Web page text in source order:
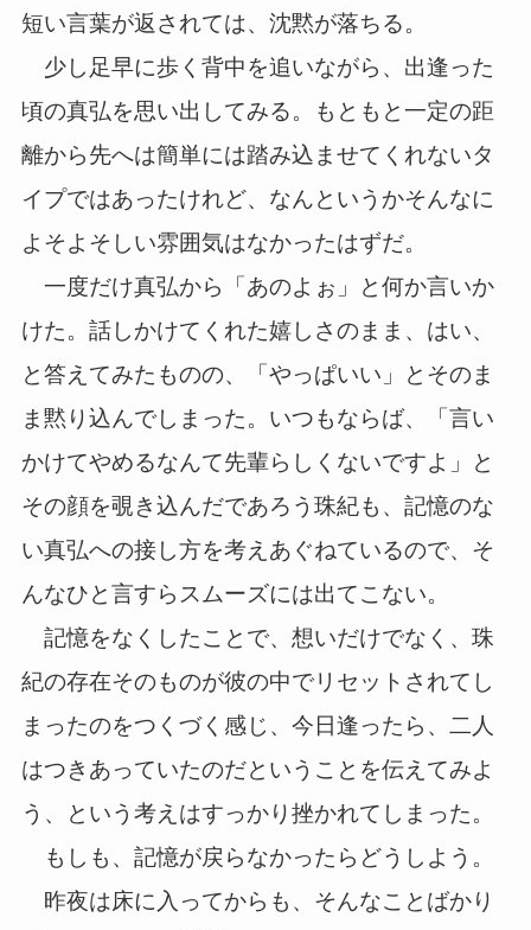
短い言葉が返されては、沈黙が落ちる。
少し足早に歩く背中を追いながら、出逢った
頃の真弘を思い出してみる。もともと一定の距
離から先へは簡単には踏み込ませてくれないタ
イプではあったけれど、なんというかそんなに
よそよそしい雰囲気はなかったはずだ。
一度だけ真弘から「あのよぉ」と何か言いか
けた。話しかけてくれた嬉しさのまま、はい、
と答えてみたものの、「やっぱいい」とそのま
ま黙り込んでしまった。いつもならば、「言い
かけてやめるなんて先輩らしくないですよ」と
その顔を覗き込んだであろう珠紀も、記憶のな
い真弘への接し方を考えあぐねているので、そ
んなひと言すらスムーズには出てこない。
記憶をなくしたことで、想いだけでなく、珠
紀の存在そのものが彼の中でリセットされてし
まったのをつくづく感じ、今日逢ったら、二人
はつきあっていたのだということを伝えてみよ
う、という考えはすっかり挫かれてしまった。
もしも、記憶が戻らなかったらどうしよう。
昨夜は床に入ってからも、そんなことばかり